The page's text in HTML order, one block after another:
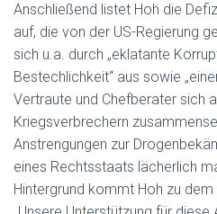
Anschließend listet Hoh die
auf, die von der US-Regierung
sich u.a. durch „eklatante
Bestechlichkeit“ aus sowie
Vertraute und Chefberater sich
Kriegsverbrechern
Anstrengungen zur
eines Rechtsstaats lächerlich
Hintergrund kommt Hoh zu